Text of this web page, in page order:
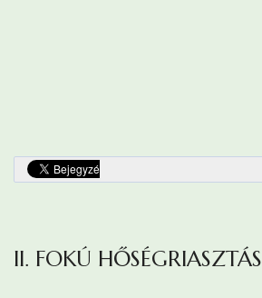
II. FOKÚ HŐSÉGRIASZTÁS